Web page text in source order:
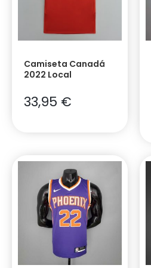
Camiseta Canadá
2022 Local
33,95 €